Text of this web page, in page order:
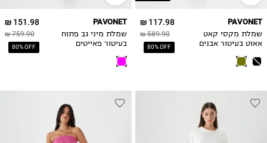
117.98 ₪
589.90 ₪
80% OFF
PAVONET
שמלת מקסי קאט
אאוט בעיטור אבנים
151.98 ₪
759.90 ₪
80% OFF
PAVONET
שמלת מיני גב פתוח
בעיטור פאייטים